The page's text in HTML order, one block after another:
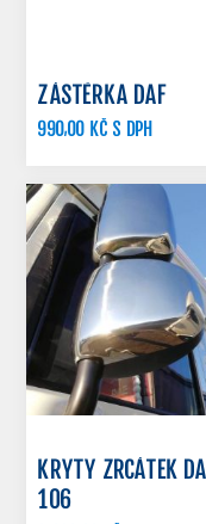
ZÁSTĚRKA DAF
990,00 KČ S DPH
KRYTY ZRCÁTEK
106